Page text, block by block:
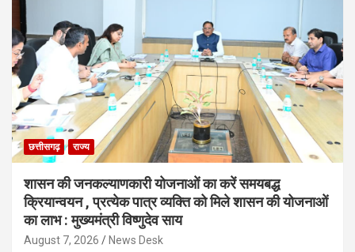
छत्तीसगढ़ राज्य
शासन की जनकल्याणकारी योजनाओं का करें समयबद्ध
क्रियान्वयन , प्रत्येक पात्र व्यक्ति को मिले शासन की योजनाओं
का लाभ : मुख्यमंत्री विष्णुदेव साय
August 7, 2026 News Desk